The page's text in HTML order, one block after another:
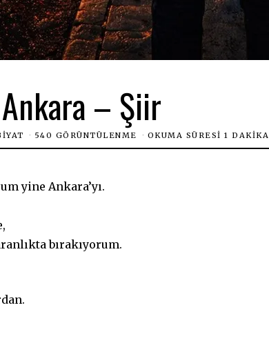
Ankara – Şiir
540 GÖRÜNTÜLENME OKUMA SÜRESI 1 DAKIKA
yine Ankara’yı.
bırakıyorum.